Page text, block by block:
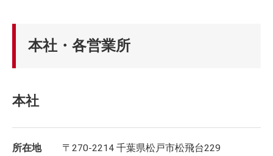
本社・各営業所
本社
所在地 〒270-2214 千葉県松戸市松飛台229